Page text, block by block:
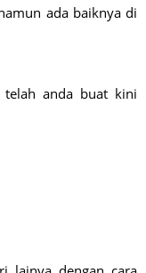
ada baiknya di
telah anda buat kini